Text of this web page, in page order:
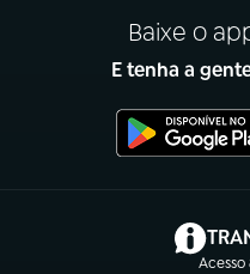
Baixe o
E tenha a